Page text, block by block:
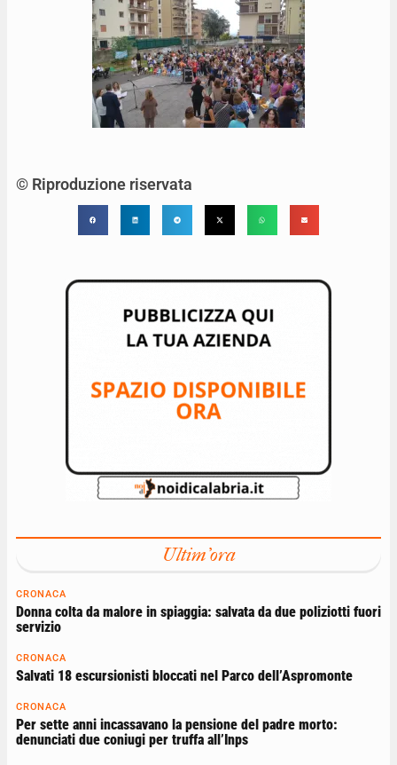
© Riproduzione riservata
Ultim'ora
CRONACA
Donna colta da malore in spiaggia: salvata da due poliziotti fuori
servizio
CRONACA
Salvati 18 escursionisti bloccati nel Parco dell’Aspromonte
CRONACA
Per sette anni incassavano la pensione del padre morto:
denunciati due coniugi per truffa all’Inps